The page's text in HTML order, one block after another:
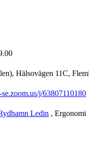
Hälsovägen 11C,
j/63807110180
Ledin , Ergonomi